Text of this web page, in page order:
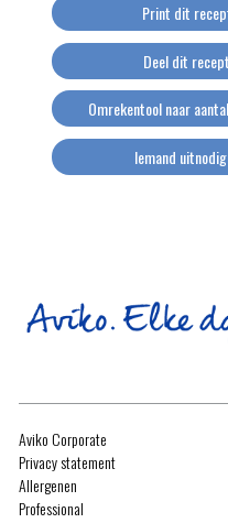
Print dit
Deel dit recept
Omrekentool naar
Iemand
Aviko Corporate
Privacy statement
Allergenen
Professional